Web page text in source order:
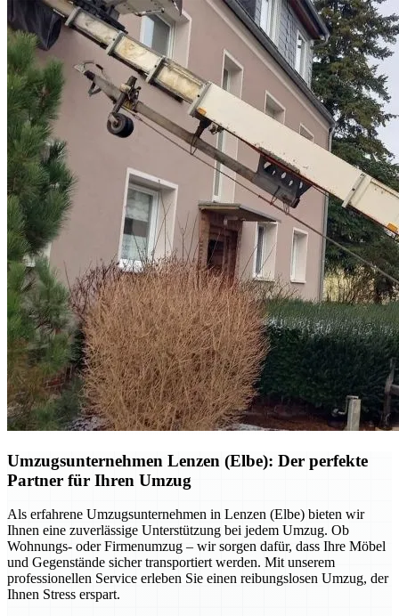
Umzugsunternehmen Lenzen (Elbe): Der perfekte
Partner für Ihren Umzug
Als erfahrene Umzugsunternehmen in Lenzen (Elbe) bieten wir
Ihnen eine zuverlässige Unterstützung bei jedem Umzug. Ob
Wohnungs- oder Firmenumzug – wir sorgen dafür, dass Ihre Möbel
und Gegenstände sicher transportiert werden. Mit unserem
professionellen Service erleben Sie einen reibungslosen Umzug, der
Ihnen Stress erspart.